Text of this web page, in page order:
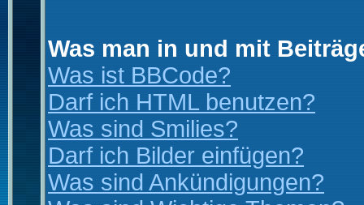
Was man in und mit
Was ist BBCode?
Darf ich HTML benutzen?
Was sind Smilies?
Darf ich Bilder einfügen?
Was sind Ankündigungen?